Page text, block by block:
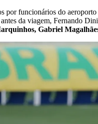
por funcionários do
da viagem, Fernando
Gabriel